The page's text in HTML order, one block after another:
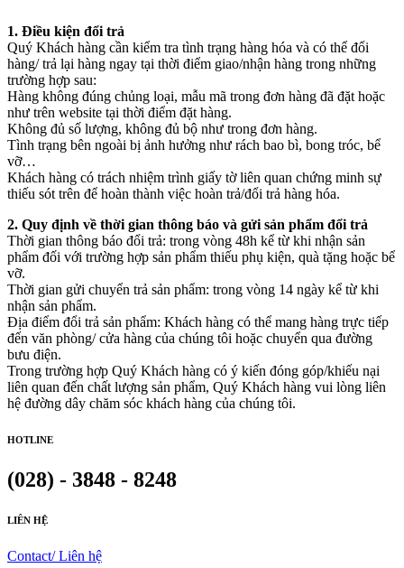
1. Điều kiện đổi trả
Quý Khách hàng cần kiểm tra tình trạng hàng hóa và có thể đổi
hàng/ trả lại hàng ngay tại thời điểm giao/nhận hàng trong những
trường hợp sau:
Hàng không đúng chủng loại, mẫu mã trong đơn hàng đã đặt hoặc
như trên website tại thời điểm đặt hàng.
Không đủ số lượng, không đủ bộ như trong đơn hàng.
Tình trạng bên ngoài bị ảnh hưởng như rách bao bì, bong tróc, bể
vỡ…
Khách hàng có trách nhiệm trình giấy tờ liên quan chứng minh sự
thiếu sót trên để hoàn thành việc hoàn trả/đổi trả hàng hóa.
2. Quy định về thời gian thông báo và gửi sản phẩm đổi trả
Thời gian thông báo đổi trả: trong vòng 48h kể từ khi nhận sản
phẩm đối với trường hợp sản phẩm thiếu phụ kiện, quà tặng hoặc bể
vỡ.
Thời gian gửi chuyển trả sản phẩm: trong vòng 14 ngày kể từ khi
nhận sản phẩm.
Địa điểm đổi trả sản phẩm: Khách hàng có thể mang hàng trực tiếp
đến văn phòng/ cửa hàng của chúng tôi hoặc chuyển qua đường
bưu điện.
Trong trường hợp Quý Khách hàng có ý kiến đóng góp/khiếu nại
liên quan đến chất lượng sản phẩm, Quý Khách hàng vui lòng liên
hệ đường dây chăm sóc khách hàng của chúng tôi.
HOTLINE
(028) - 3848 - 8248
LIÊN HỆ
Contact/ Liên hệ